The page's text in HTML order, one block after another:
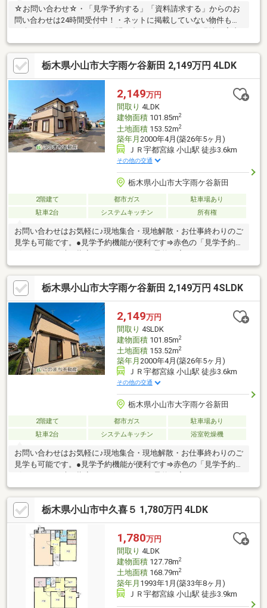
☆お問い合わせ☆・「見学予約する」「資料請求する」からのお
問い合わせは24時間受付中！・ネットに掲載していない物件もご
について☆・平日や夜の時間帯のご案内も可能！・ご自宅や最寄
り駅など、ご指定の場所まで送迎します！☆個別相談会☆・住宅
ローン・資金のご相談をしたい方も大歓迎◎・他社様で住宅ロー
ンが難しいと言われた方！・転職後で審査に不安がある方！・お
借入れがある方（車／カード／キャッシング／リボ）等不動産の
プロ『株式会社MINATO』が後悔のないマイホーム選びの為に全
力でお家探しをサポートさせて頂きます！
栃木県小山市大字雨ケ谷新田 2,149万円 4LDK
2,149万円
間取り 4LDK
建物面積101.85m2
土地面積153.52m2
築年月 2000年4月(築26年5ヶ月)
ＪＲ宇都宮線 小山駅 徒歩3.6km
その他の交通
栃木県小山市大字雨ケ谷新田
2階建て 都市ガス
駐車場あり
駐車2台
システムキッチン 所有権
お問い合わせはお気軽に♪現地集合・現地解散・お仕事終わりのご
見学も可能です。●見学予約機能が便利です⇒赤色の「見学予約」
電話の場合⇒青色の「電話で問い合わせ」ボタンより通話が可能
です！※担当者に物件所在地と価格をお伝え下さい。●メールの場
合⇒オレンジ色の「資料請求ボタン」よりフォーム入力へお進み
下さい。●不動産屋選びに迷ったら「このまち不動産」にお任せ
下さい ・宅地建物取引士の資格保有者が担当させて頂きます。 ・
住宅ローン実績多数！過去に住宅ローンを断られた方でも、１度
ご相談下さい。
栃木県小山市大字雨ケ谷新田 2,149万円 4SLDK
2,149万円
間取り 4SLDK
建物面積101.85m2
土地面積153.52m2
築年月 2000年4月(築26年5ヶ月)
ＪＲ宇都宮線 小山駅 徒歩3.6km
その他の交通
栃木県小山市大字雨ケ谷新田
2階建て 都市ガス
駐車場あり
駐車2台
システムキッチン 浴室乾燥機
お問い合わせはお気軽に♪現地集合・現地解散・お仕事終わりのご
見学も可能です。●見学予約機能が便利です⇒赤色の「見学予約」
電話の場合⇒青色の「電話で問い合わせ」ボタンより通話が可能
です！※担当者に物件所在地と価格をお伝え下さい。●メールの場
合⇒オレンジ色の「資料請求ボタン」よりフォーム入力へお進み
下さい。●不動産屋選びに迷ったら「このまち不動産小山店・あ
かつきリビング」にお任せ下さい・宅地建物取引士の資格保有者
が担当させて頂きます。・キャンペーン商品は当社指定品となり
栃木県小山市中久喜５ 1,780万円 4LDK
1,780万円
間取り 4LDK
建物面積127.78m2
土地面積168.79m2
築年月 1993年1月(築33年8ヶ月)
ＪＲ宇都宮線 小山駅 徒歩3.9km